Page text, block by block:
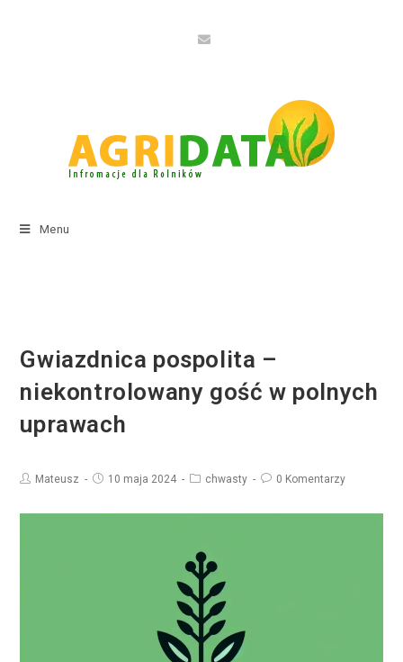
Menu
Gwiazdnica pospolita –
niekontrolowany gość w polnych
uprawach
Mateusz 10 maja 2024 chwasty 0 Komentarzy